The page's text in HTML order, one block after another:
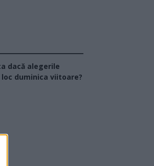
dacă alegerile
duminica viitoare?